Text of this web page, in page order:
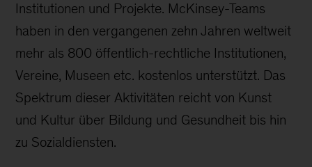
Institutionen und Projekte. McKinsey-Teams
haben in den vergangenen zehn Jahren weltweit
mehr als 800 öffentlich-rechtliche Institutionen,
Vereine, Museen etc. kostenlos unterstützt. Das
Spektrum dieser Aktivitäten reicht von Kunst
und Kultur über Bildung und Gesundheit bis hin
zu Sozialdiensten.